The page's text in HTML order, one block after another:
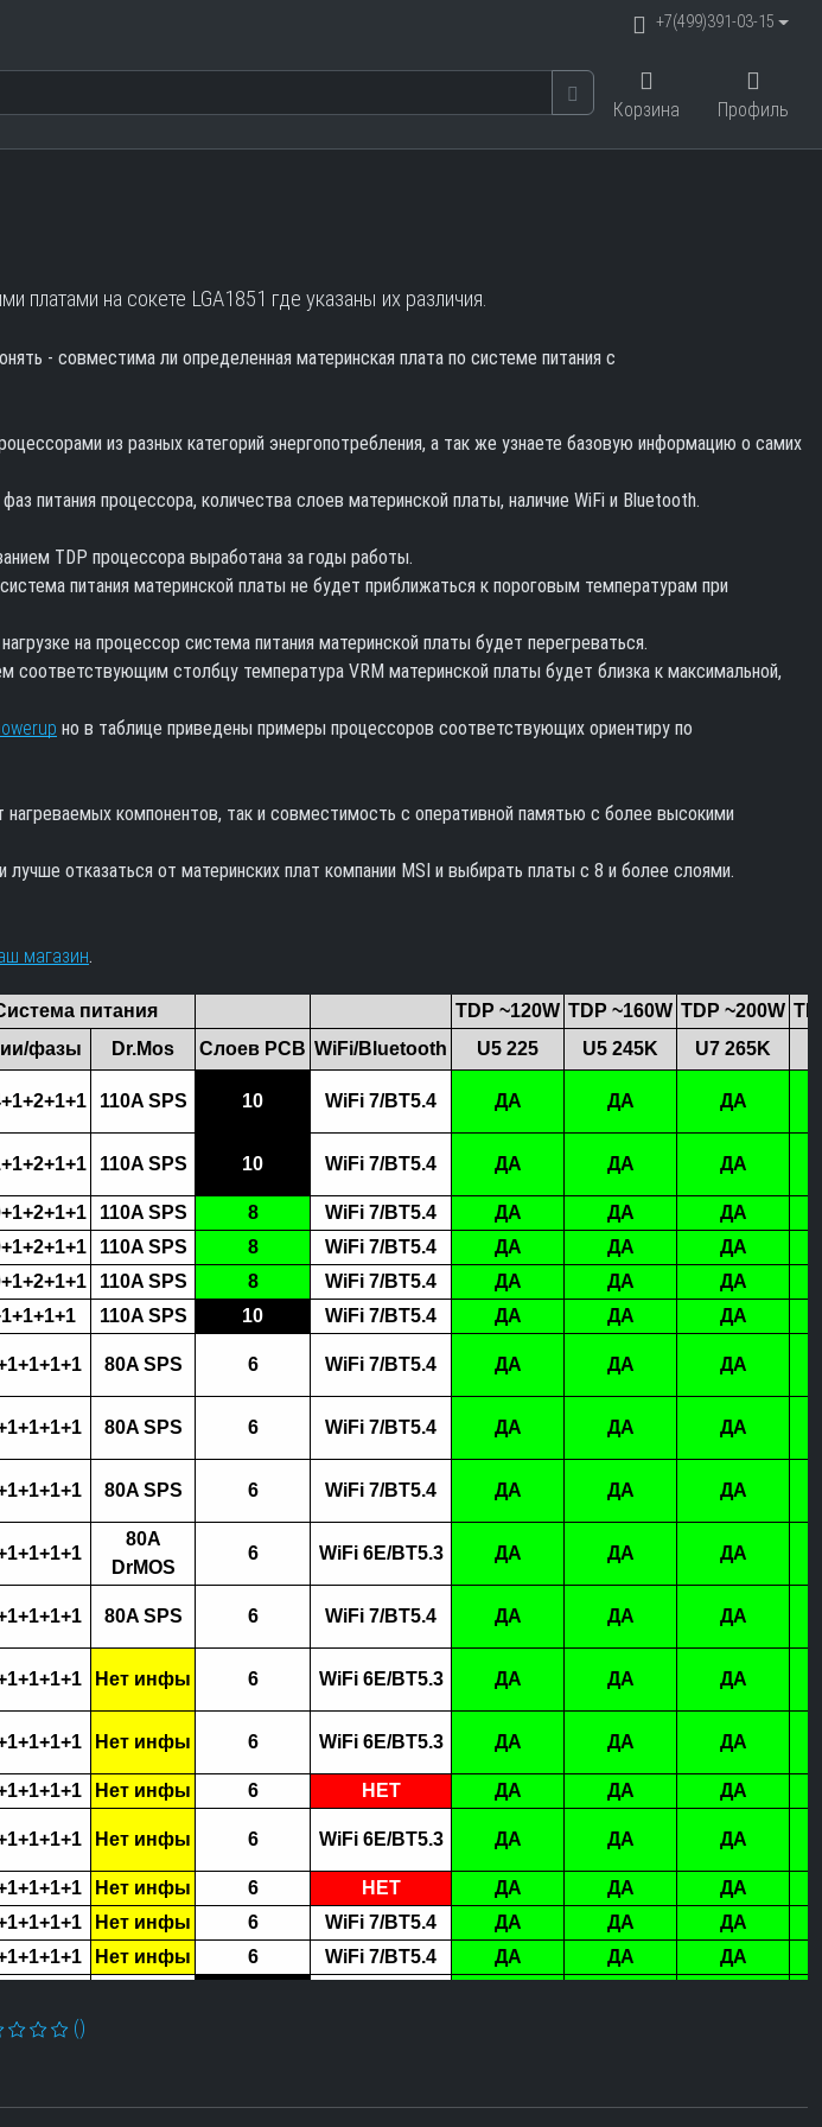
+7(499)391-03-15
Корзина Профиль
платами на сокете LGA1851 где указаны их различия.
- совместима ли определенная материнская плата по системе питания с
из разных категорий энергопотребления, а так же узнаете базовую информацию о самих
питания процессора, количества слоев материнской платы, наличие WiFi и Bluetooth.
TDP процессора выработана за годы работы.
питания материнской платы не будет приближаться к пороговым температурам при
на процессор система питания материнской платы будет перегреваться.
соответствующим столбцу температура VRM материнской платы будет близка к максимальной,
но в таблице приведены примеры процессоров соответствующих ориентиру по
компонентов, так и совместимость с оперативной памятью с более высокими
отказаться от материнских плат компании MSI и выбирать платы с 8 и более слоями.
магазин.
питания TDP ~120W TDP ~160W TDP ~200W
фазы Dr.Mos Слоев PCB WiFi/Bluetooth U5 225 U5 245K U7 265K
110A SPS 10 WiFi 7/BT5.4 ДА ДА ДА
110A SPS 10 WiFi 7/BT5.4 ДА ДА ДА
110A SPS 8 WiFi 7/BT5.4 ДА ДА ДА
110A SPS 8 WiFi 7/BT5.4 ДА ДА ДА
110A SPS 8 WiFi 7/BT5.4 ДА ДА ДА
110A SPS 10 WiFi 7/BT5.4 ДА ДА ДА
80A SPS 6 WiFi 7/BT5.4 ДА ДА ДА
80A SPS 6 WiFi 7/BT5.4 ДА ДА ДА
80A SPS 6 WiFi 7/BT5.4 ДА ДА ДА
80A
DrMOS
6 WiFi 6E/BT5.3 ДА ДА ДА
80A SPS 6 WiFi 7/BT5.4 ДА ДА ДА
Нет инфы 6 WiFi 6E/BT5.3 ДА ДА ДА
Нет инфы 6 WiFi 6E/BT5.3 ДА ДА ДА
Нет инфы 6 НЕТ ДА ДА ДА
Нет инфы 6 WiFi 6E/BT5.3 ДА ДА ДА
Нет инфы 6 НЕТ ДА ДА ДА
Нет инфы 6 WiFi 7/BT5.4 ДА ДА ДА
Нет инфы 6 WiFi 7/BT5.4 ДА ДА ДА
()